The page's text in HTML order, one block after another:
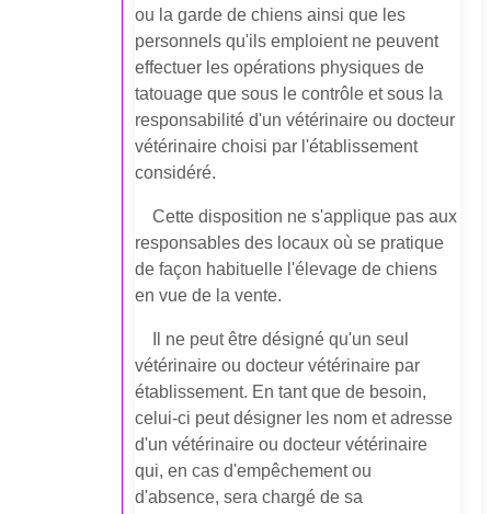
ou la garde de chiens ainsi que les
personnels qu'ils emploient ne peuvent
effectuer les opérations physiques de
tatouage que sous le contrôle et sous la
responsabilité d'un vétérinaire ou docteur
vétérinaire choisi par l'établissement
considéré.
Cette disposition ne s'applique pas aux
responsables des locaux où se pratique
de façon habituelle l'élevage de chiens
en vue de la vente.
Il ne peut être désigné qu'un seul
vétérinaire ou docteur vétérinaire par
établissement. En tant que de besoin,
celui-ci peut désigner les nom et adresse
d'un vétérinaire ou docteur vétérinaire
qui, en cas d'empêchement ou
d'absence, sera chargé de sa